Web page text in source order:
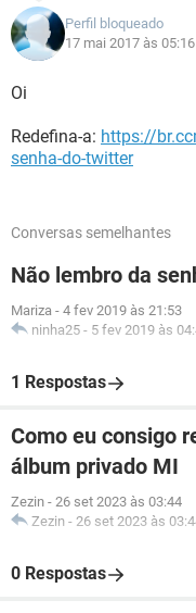
Perfil bloqueado
17 mai 2017 às 05:16
Oi
Redefina-a: https://
senha-do-twitter
Conversas semelhantes
Não lembro da
Mariza - 4 fev 2019 às 21:53
ninha25 - 5 fev 2019 às
1 Respostas
Como eu consigo
álbum privado MI
Zezin - 26 set 2023 às 03:44
Zezin - 26 set 2023 às
0 Respostas